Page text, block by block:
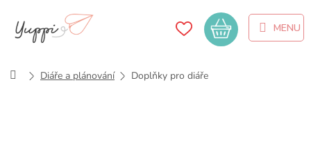
obsah
Nákupní
košík
DomůDiáře a plánování Doplňky pro diáře